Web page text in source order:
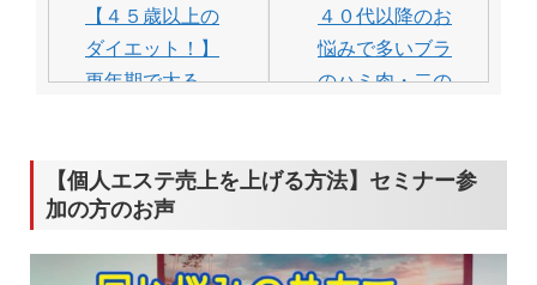
ビ
シ
ョ
ン
【４５歳以上の
ダイエット！】
更年期で太る
４０代以降のお
悩みで多いブラ
のハミ肉・二の
【個人エステ売上を上げる方法】セミナー参
加の方のお声